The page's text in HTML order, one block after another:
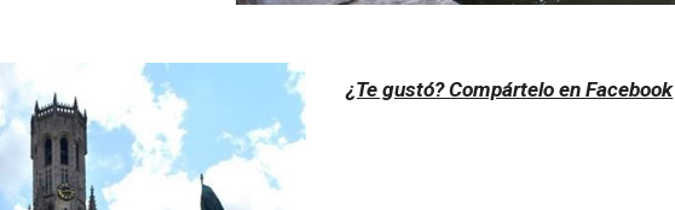
¿Te gustó? Compártelo en Facebook